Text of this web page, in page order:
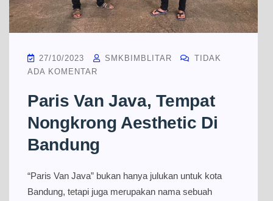
27/10/2023 SMKBIMBLITAR
TIDAK
ADA KOMENTAR
Paris Van Java, Tempat
Nongkrong Aesthetic Di
Bandung
“Paris Van Java” bukan hanya julukan untuk kota
Bandung, tetapi juga merupakan nama sebuah